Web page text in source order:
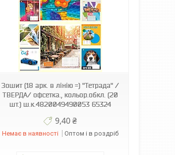
Зошит (18 арк. в лінію =) "Тетрада" /
ТВЕРДА/ офсетка., кольор.обкл. (20
шт.) ш.к.4820049490053 65324
9,40 ₴
Немає в наявності Оптом і в роздріб